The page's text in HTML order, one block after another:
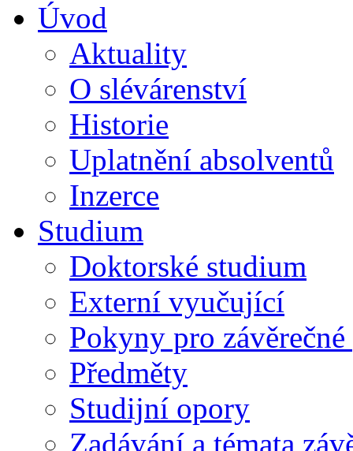
Úvod
Aktuality
O slévárenství
Historie
Uplatnění absolventů
Inzerce
Studium
Doktorské studium
Externí vyučující
Pokyny pro závěrečné
Předměty
Studijní opory
Zadávání a témata